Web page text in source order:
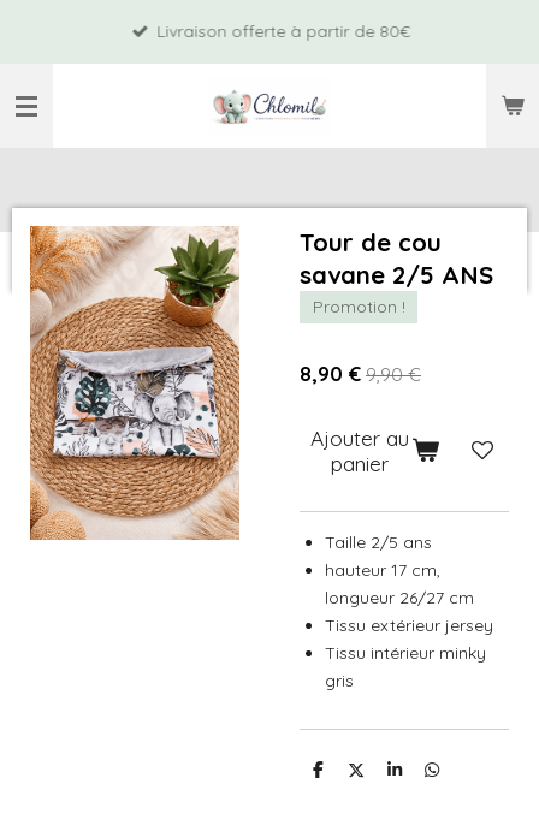
principal
Livraison offerte à partir de 80€
Tour de cou
savane 2/5 ANS
Promotion !
8,90 € 9,90 €
Ajouter au
panier
Taille 2/5 ans
hauteur 17 cm,
longueur 26/27 cm
Tissu extérieur jersey
Tissu intérieur minky
gris
P
P
P
P